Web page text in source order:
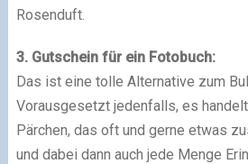
Rosenduft.
3. Gutschein für ein Fotobuch:
Das ist eine tolle Alternative zum
Vorausgesetzt jedenfalls, es
Pärchen, das oft und gerne etwas
und dabei dann auch jede Menge